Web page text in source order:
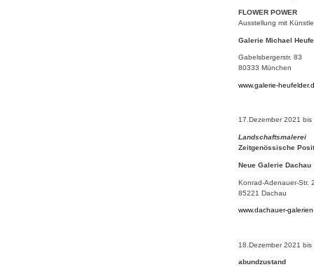
FLOWER POWER
Ausstellung mit
Galerie Michael
Gabelsbergerstr. 83
80333 München
www.galerie-
17.Dezember 2021
Landschaftsmalerei
Zeitgenössische
Neue Galerie Dachau
Konrad-Adenauer-Str.
85221 Dachau
www.dachauer-
18.Dezember 2021
abundzustand